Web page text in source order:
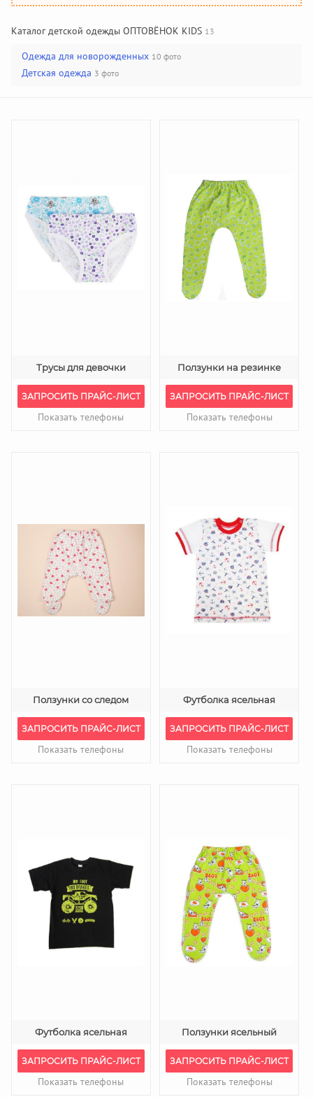
Каталог детской одежды ОПТОВЁНОК KIDS 13
Одежда для новорожденных 10 фото
Детская одежда 3 фото
Трусы для девочки
ЗАПРОСИТЬ ПРАЙС-ЛИСТ
Показать телефоны
Ползунки на резинке
ЗАПРОСИТЬ ПРАЙС-ЛИСТ
Показать телефоны
Ползунки со следом
ЗАПРОСИТЬ ПРАЙС-ЛИСТ
Показать телефоны
Футболка ясельная
ЗАПРОСИТЬ ПРАЙС-ЛИСТ
Показать телефоны
Футболка ясельная
ЗАПРОСИТЬ ПРАЙС-ЛИСТ
Показать телефоны
Ползунки ясельный
ЗАПРОСИТЬ ПРАЙС-ЛИСТ
Показать телефоны